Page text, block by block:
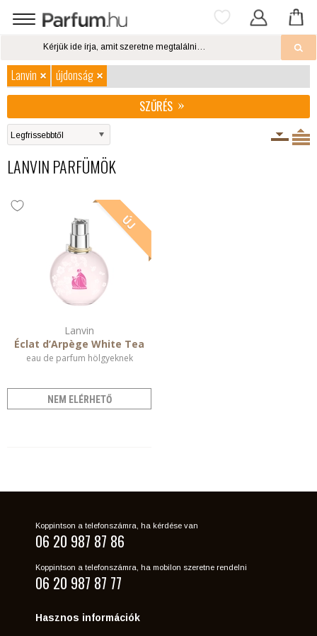
Lanvin
újdonság
SZŰRÉS
LANVIN PARFÜMÖK
Lanvin
Éclat d’Arpège White Tea
eau de parfum hölgyeknek
NEM ELÉRHETŐ
Koppintson a telefonszámra, ha kérdése van
06 20 987 87 86
Koppintson a telefonszámra, ha mobilon szeretne rendelni
06 20 987 87 77
Hasznos információk